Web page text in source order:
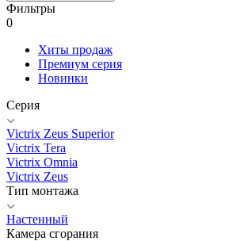
Фильтры
0
Хиты продаж
Премиум серия
Новинки
Серия
Victrix Zeus Superior
Victrix Tera
Victrix Omnia
Victrix Zeus
Тип монтажа
Настенный
Камера сгорания